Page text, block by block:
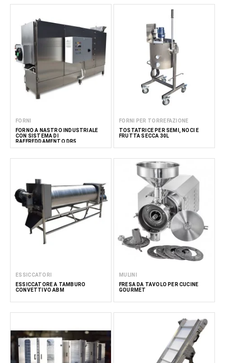
FORNI
FORNO A NASTRO INDUSTRIALE
CON SISTEMA DI
RAFFREDDAMENTO DR5
FORNI PER TORREFAZIONE
TOSTATRICE PER SEMI, NOCI E
FRUTTA SECCA 30L
ESSICCATORI
ESSICCATORE A TAMBURO
CONVETTIVO ABM
MULINI
FRESA DA TAVOLO PER CUCINE
GOURMET